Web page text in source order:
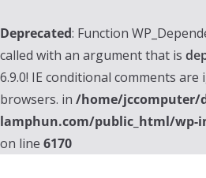
Deprecated: Function
called with an argument that is
6.9.0! IE conditional comments
browsers. in /home/jccomputer/
lamphun.com/public_html/wp-
on line 6170